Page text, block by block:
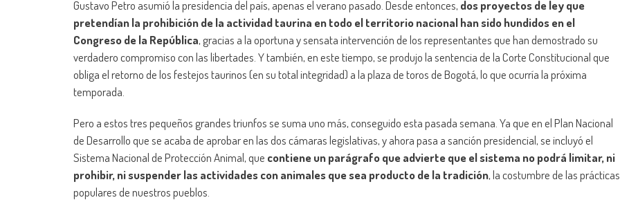
Gustavo Petro asumió la presidencia del país, apenas el verano pasado. Desde entonces, dos proyectos de ley que
pretendían la prohibición de la actividad taurina en todo el territorio nacional han sido hundidos en el
Congreso de la República, gracias a la oportuna y sensata intervención de los representantes que han demostrado su
verdadero compromiso con las libertades. Y también, en este tiempo, se produjo la sentencia de la Corte Constitucional que
obliga el retorno de los festejos taurinos (en su total integridad) a la plaza de toros de Bogotá, lo que ocurría la próxima
temporada.
Pero a estos tres pequeños grandes triunfos se suma uno más, conseguido esta pasada semana. Ya que en el Plan Nacional
de Desarrollo que se acaba de aprobar en las dos cámaras legislativas, y ahora pasa a sanción presidencial, se incluyó el
Sistema Nacional de Protección Animal, que contiene un parágrafo que advierte que el sistema no podrá limitar, ni
prohibir, ni suspender las actividades con animales que sea producto de la tradición, la costumbre de las prácticas
populares de nuestros pueblos.